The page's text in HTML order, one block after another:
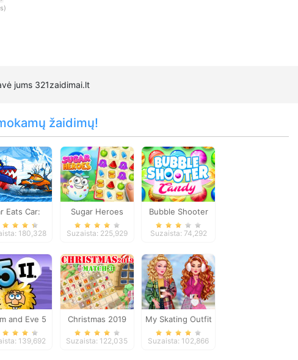
jums 321zaidimai.lt
žaidimų!
Eats Car:
Adventure
180,328
Sugar Heroes
Suzaista: 225,929
Bubble Shooter
Candy
Suzaista: 74,292
and Eve 5
Part 2
139,692
Christmas 2019
Match 3
Suzaista: 122,035
My Skating Outfit
Suzaista: 102,866